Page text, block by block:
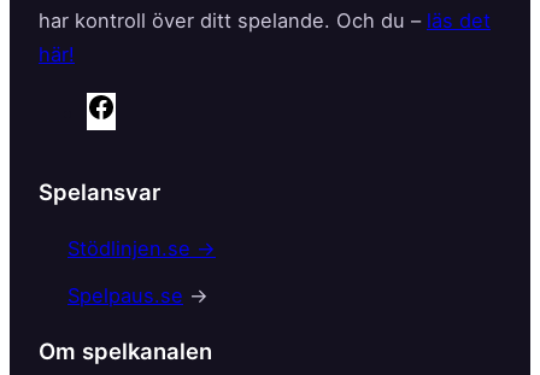
har kontroll över ditt spelande. Och du – läs det
här!
e
b
o
k
Spelansvar
Stödlinjen.se →
Spelpaus.se →
Om spelkanalen